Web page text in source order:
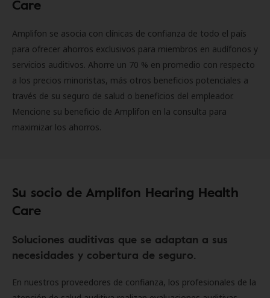
Care
Amplifon se asocia con clínicas de confianza de todo el país
para ofrecer ahorros exclusivos para miembros en audífonos y
servicios auditivos. Ahorre un 70 % en promedio con respecto
a los precios minoristas, más otros beneficios potenciales a
través de su seguro de salud o beneficios del empleador.
Mencione su beneficio de Amplifon en la consulta para
maximizar los ahorros.
Su socio de Amplifon Hearing Health
Care
Soluciones auditivas que se adaptan a sus
necesidades y cobertura de seguro.
En nuestros proveedores de confianza, los profesionales de la